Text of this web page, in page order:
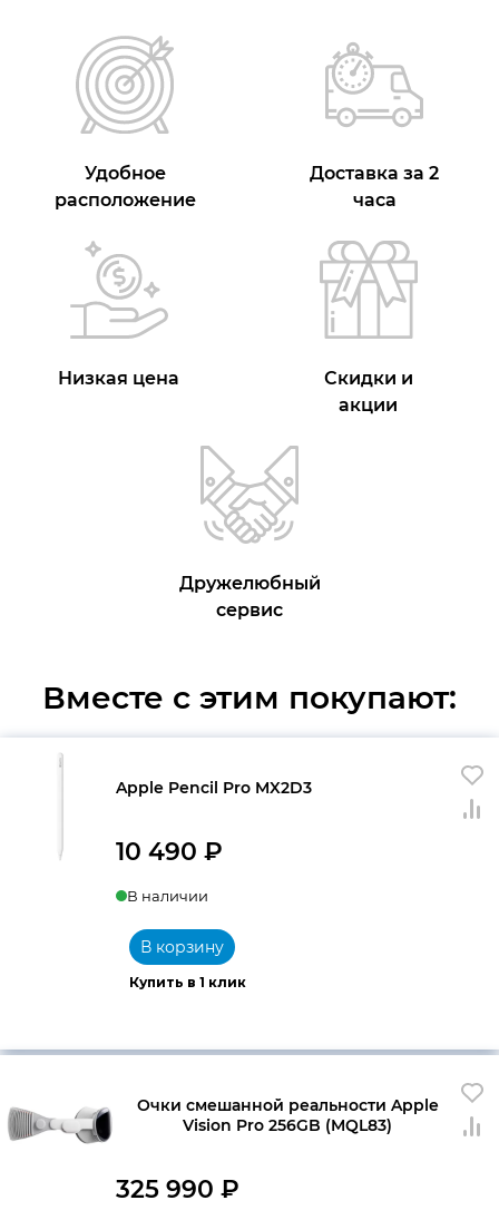
Удобное
расположение
Доставка за 2
часа
Низкая цена
Скидки и
акции
Дружелюбный
сервис
Вместе с этим покупают:
Apple Pencil Pro MX2D3
10 490 ₽
В наличии
Купить в 1 клик
В корзину
Очки смешанной реальности Apple
Vision Pro 256GB (MQL83)
325 990 ₽